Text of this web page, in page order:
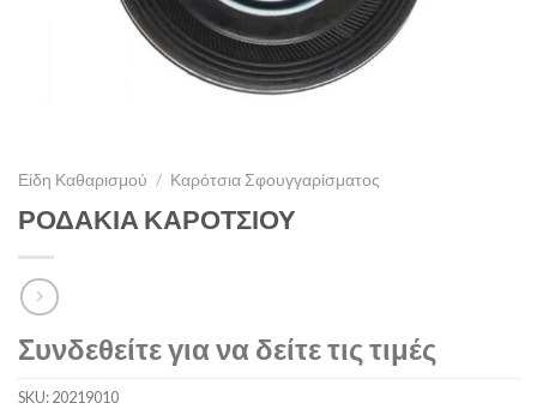
Είδη Καθαρισμού / Καρότσια Σφουγγαρίσματος
ΡΟΔΑΚΙΑ ΚΑΡΟΤΣΙΟΥ
Συνδεθείτε για να δείτε τις τιμές
SKU:20219010